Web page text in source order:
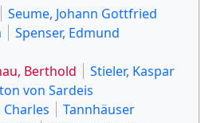
Seume, Johann Gottfried
Spenser, Edmund
Berthold
Stieler, Kaspar
von Sardeis
Tannhäuser